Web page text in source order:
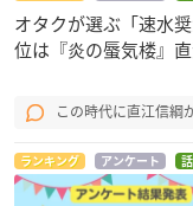
オタクが選ぶ「速水
位は『炎の蜃気楼』直
この時代に直江信綱
ランキング アンケート